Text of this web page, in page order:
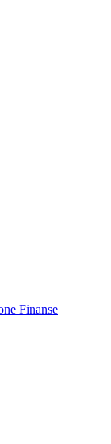
Finanse